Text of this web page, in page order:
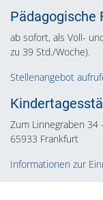
ab sofort, als Voll-
zu 39 Std./Woche).
Stellenangebot
Zum Linnegraben 34
65933 Frankfurt
Informationen zur